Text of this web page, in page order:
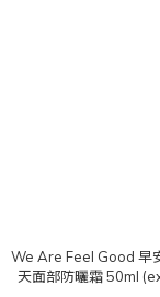
We Are Feel Good 早
天面部防曬霜 50ml